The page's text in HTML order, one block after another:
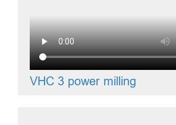
VHC 3 power milling